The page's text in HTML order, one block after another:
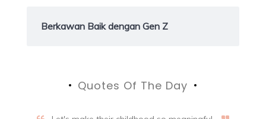
Berkawan Baik dengan Gen Z
Quotes Of The Day